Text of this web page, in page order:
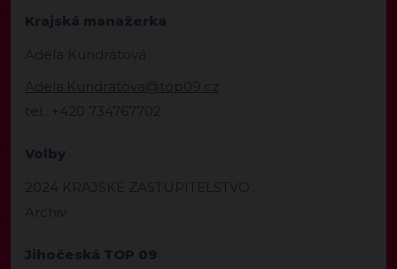
Krajská manažerka
Adéla Kundrátová
Adela.Kundratova@top09.cz
tel.: +420 734767702
Volby
2024 KRAJSKÉ ZASTUPITELSTVO
Archiv
Jihočeská TOP 09